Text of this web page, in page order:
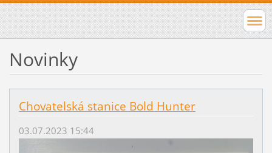
Novinky
Chovatelská stanice Bold Hunter
03.07.2023 15:44